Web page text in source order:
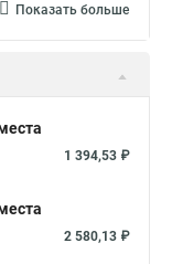
Показать больше
1 394,53 ₽
2 580,13 ₽